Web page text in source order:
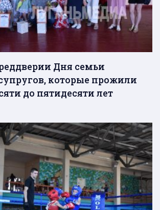
Дня семьи
которые прожили
до пятидесяти лет